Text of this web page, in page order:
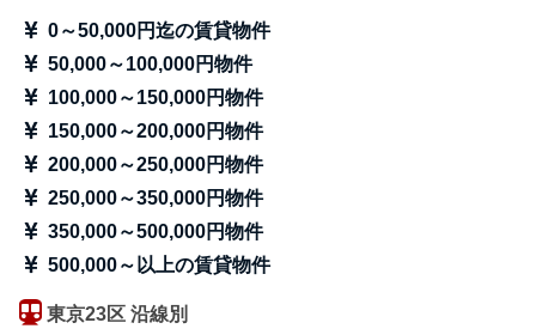
0～50,000円迄の賃貸物件
50,000～100,000円物件
100,000～150,000円物件
150,000～200,000円物件
200,000～250,000円物件
250,000～350,000円物件
350,000～500,000円物件
500,000～以上の賃貸物件
東京23区 沿線別